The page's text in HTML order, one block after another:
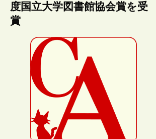
度国立大学図書館協会賞を受
賞